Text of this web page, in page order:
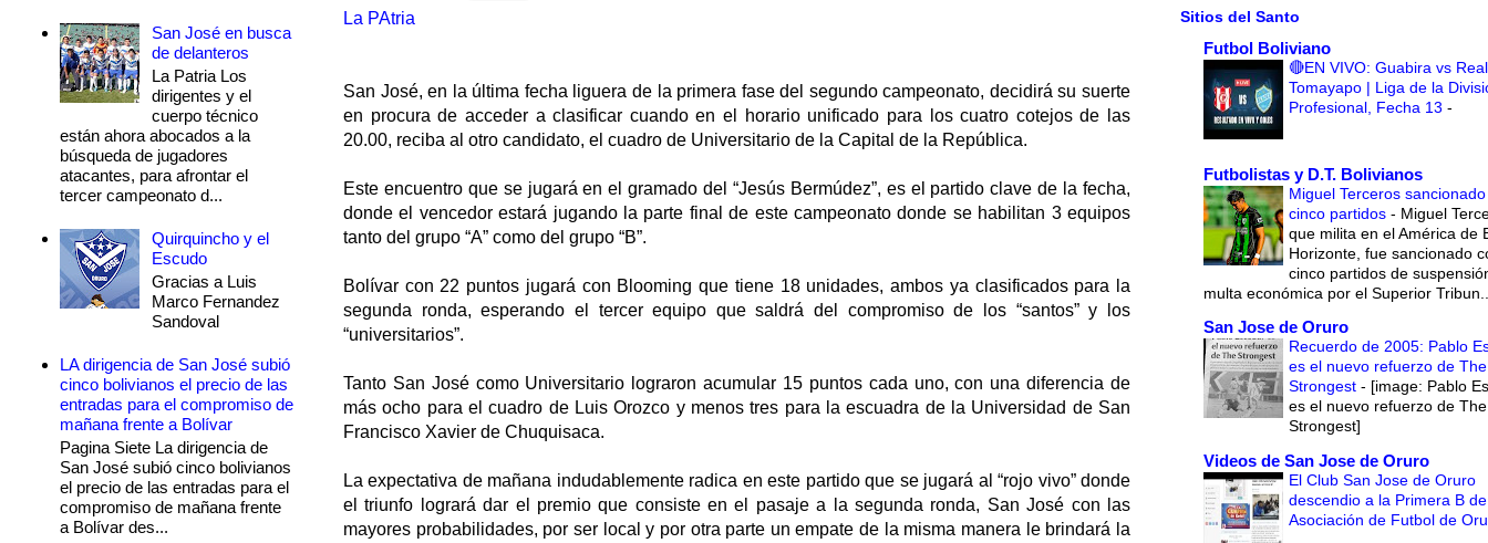
La PAtria
San José, en la última fecha liguera de la primera fase del segundo campeonato, decidirá su suerte
en procura de acceder a clasificar cuando en el horario unificado para los cuatro cotejos de las
20.00, reciba al otro candidato, el cuadro de Universitario de la Capital de la República.
Este encuentro que se jugará en el gramado del “Jesús Bermúdez”, es el partido clave de la fecha,
donde el vencedor estará jugando la parte final de este campeonato donde se habilitan 3 equipos
tanto del grupo “A” como del grupo “B”.
Bolívar con 22 puntos jugará con Blooming que tiene 18 unidades, ambos ya clasificados para la
segunda ronda, esperando el tercer equipo que saldrá del compromiso de los “santos” y los
“universitarios”.
Tanto San José como Universitario lograron acumular 15 puntos cada uno, con una diferencia de
más ocho para el cuadro de Luis Orozco y menos tres para la escuadra de la Universidad de San
Francisco Xavier de Chuquisaca.
La expectativa de mañana indudablemente radica en este partido que se jugará al “rojo vivo” donde
el triunfo logrará dar el premio que consiste en el pasaje a la segunda ronda, San José con las
mayores probabilidades, por ser local y por otra parte un empate de la misma manera le brindará la
San José en busca
de delanteros
La Patria Los
dirigentes y el
cuerpo técnico
están ahora abocados a la
búsqueda de jugadores
atacantes, para afrontar el
tercer campeonato d...
Quirquincho y el
Escudo
Gracias a Luis
Marco Fernandez
Sandoval
LA dirigencia de San José subió
cinco bolivianos el precio de las
entradas para el compromiso de
mañana frente a Bolívar
Pagina Siete La dirigencia de
San José subió cinco bolivianos
el precio de las entradas para el
compromiso de mañana frente
a Bolívar des...
Sitios del Santo
Futbol Boliviano
🔴EN VIVO: Guabira vs Real
Tomayapo | Liga de la
Profesional, Fecha 13 -
Futbolistas y D.T. Bolivianos
Miguel Terceros
cinco partidos - Miguel
que milita en el América de
Horizonte, fue sancionado
cinco partidos de
multa económica por el Superior
San Jose de Oruro
Recuerdo de 2005: Pablo
es el nuevo refuerzo de The
Strongest - [image: Pablo
es el nuevo refuerzo de The
Strongest]
Videos de San Jose de Oruro
El Club San Jose de Oruro
descendio a la Primera B
Asociación de Futbol de